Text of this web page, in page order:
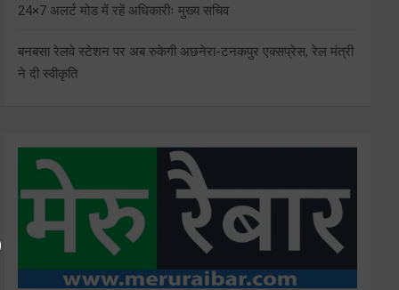
24×7 अलर्ट मोड में रहें अधिकारीः मुख्य सचिव
बनबसा रेलवे स्टेशन पर अब रुकेगी अछनेरा-टनकपुर एक्सप्रेस, रेल मंत्री
ने दी स्वीकृति